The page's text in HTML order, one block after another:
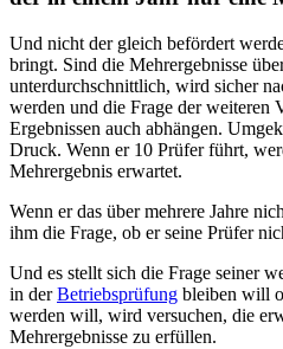
Und nicht der gleich befördert
bringt. Sind die Mehrergebnisse
unterdurchschnittlich, wird sicher
werden und die Frage der weiteren
Ergebnissen auch abhängen.
Druck. Wenn er 10 Prüfer führt,
Mehrergebnis erwartet.
Wenn er das über mehrere Jahre
ihm die Frage, ob er seine Prüfer
Und es stellt sich die Frage seiner
in derBetriebsprüfung bleiben will
werden will, wird versuchen, die
Mehrergebnisse zu erfüllen.